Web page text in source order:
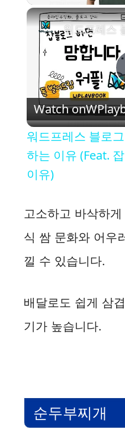
Watch on
워드프레스 블로
하는 이유 (Feat.
이유)
고소하고 바삭하
식 쌈 문화와 어우
낄 수 있습니다.
배달로도 쉽게 삼
기가 높습니다.
순두부찌개